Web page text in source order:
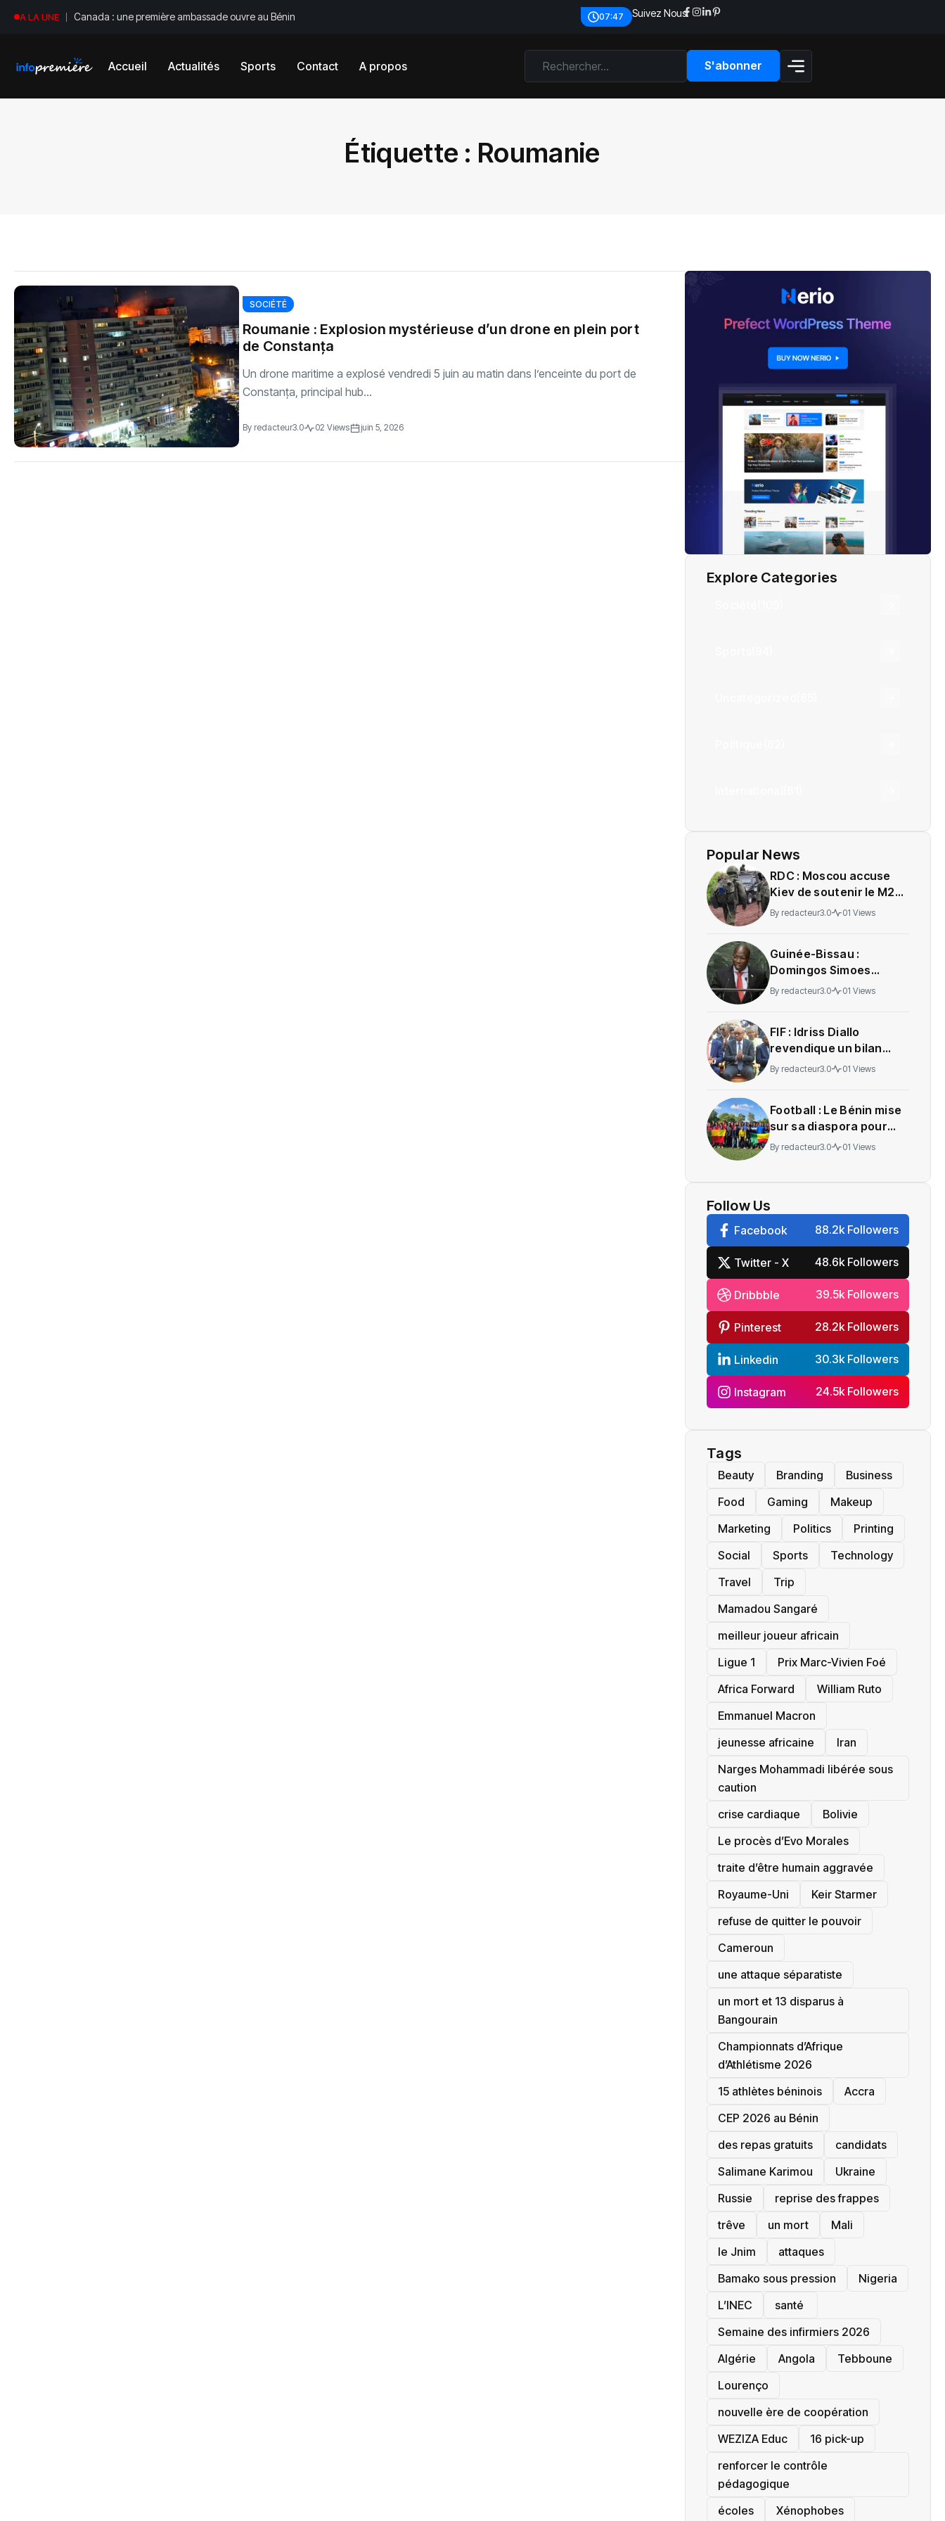
A LA UNE Canada : une première ambassade ouvre au Bénin 07:47 Suivez Nous:
Accueil Actualités Sports Contact A propos S'abonner
Étiquette : Roumanie
SOCIÉTÉ
Roumanie : Explosion mystérieuse d’un drone en plein port
de Constanța
Un drone maritime a explosé vendredi 5 juin au matin dans l’enceinte du port de
Constanța, principal hub...
By redacteur3.0 02 Views juin 5, 2026
Explore Categories
Popular News
RDC : Moscou accuse
Kiev de soutenir le M23
sans preuves tangibles
By redacteur3.0 01 Views
Guinée-Bissau :
Domingos Simoes
Pereira transféré au
By redacteur3.0 01 Views
‎FIF : Idriss Diallo
revendique un bilan
avant les élections
By redacteur3.0 01 Views
Football : Le Bénin mise
sur sa diaspora pour
bâtir les futurs
By redacteur3.0 01 Views
Follow Us
Facebook 88.2k Followers
Twitter - X 48.6k Followers
Dribbble 39.5k Followers
Pinterest 28.2k Followers
Linkedin 30.3k Followers
Instagram 24.5k Followers
Tags
Beauty Branding
Business
Food
Gaming
Makeup
Marketing
Politics
Printing
Social
Sports
Technology
Travel
Trip
Mamadou Sangaré
meilleur joueur africain
Ligue 1
Prix Marc-Vivien Foé
‎Africa Forward
William Ruto
Emmanuel Macron
jeunesse africaine
‎Iran
Narges Mohammadi libérée sous
caution
crise cardiaque
‎Bolivie
Le procès d’Evo Morales
traite d’être humain aggravée
‎Royaume-Uni
Keir Starmer
refuse de quitter le pouvoir
‎Cameroun
une attaque séparatiste
un mort et 13 disparus à
Bangourain
‎Championnats d’Afrique
d’Athlétisme 2026
15 athlètes béninois
Accra
‎CEP 2026 au Bénin
des repas gratuits
candidats
Salimane Karimou
Ukraine
Russie
reprise des frappes
trêve
un mort
Mali
le Jnim
attaques
Bamako sous pression
‎Nigeria
L’INEC
santé ‎
Semaine des infirmiers 2026
‎Algérie
Angola
Tebboune
Lourenço
nouvelle ère de coopération
‎WEZIZA Educ
16 pick-up
renforcer le contrôle
pédagogique
écoles
‎Xénophobes